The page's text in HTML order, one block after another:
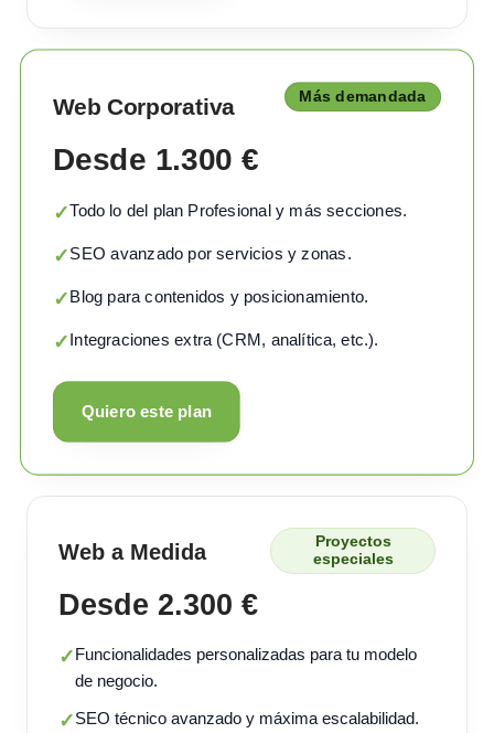
Web Corporativa Más demandada
Desde 1.300 €
✓Todo lo del plan Profesional y más secciones.
✓SEO avanzado por servicios y zonas.
✓Blog para contenidos y posicionamiento.
✓Integraciones extra (CRM, analítica, etc.).
Quiero este plan
Web a Medida
Proyectos
especiales
Desde 2.300 €
✓Funcionalidades personalizadas para tu modelo
de negocio.
✓SEO técnico avanzado y máxima escalabilidad.